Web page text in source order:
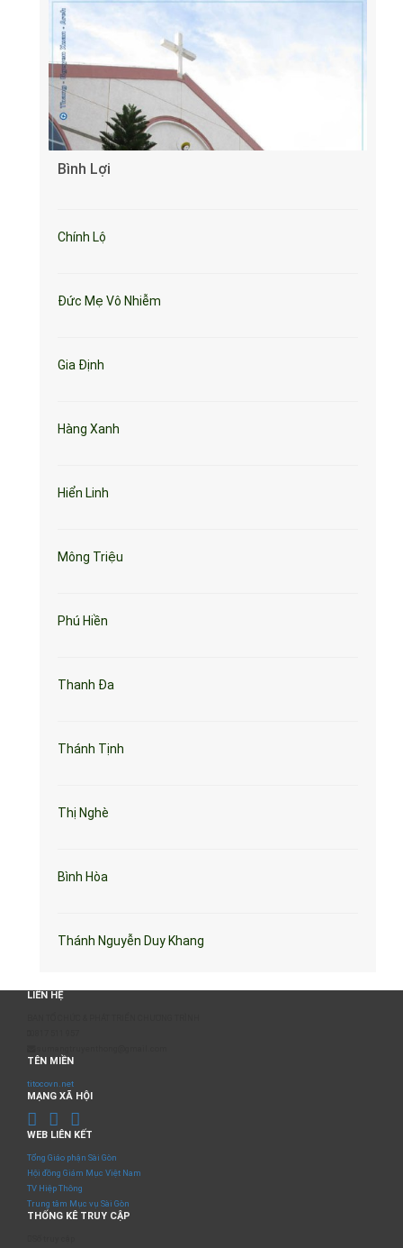
Bình Lợi
Chính Lộ
Đức Mẹ Vô Nhiễm
Gia Định
Hàng Xanh
Hiển Linh
Mông Triệu
Phú Hiền
Thanh Đa
Thánh Tịnh
Thị Nghè
Bình Hòa
Thánh Nguyễn Duy Khang
LIÊN HỆ
TÊN MIỀN
titocovn.net
MẠNG XÃ HỘI
WEB LIÊN KẾT
Tổng Giáo phận Sài Gòn
Hội đồng Giám Mục Việt Nam
TV Hiệp Thông
Trung tâm Mục vụ Sài Gòn
THỐNG KÊ TRUY CẬP